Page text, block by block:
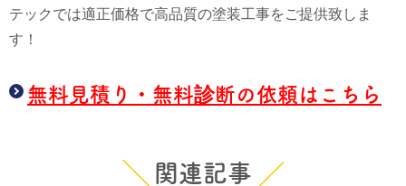
テックでは適正価格で高品質の塗装工事をご提供致しま
す！
無料見積り・無料診断の依頼はこちら
関連記事